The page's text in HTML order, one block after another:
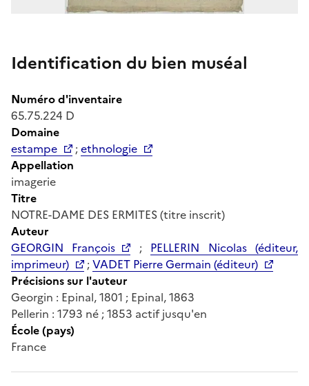
Identification du bien muséal
Numéro d'inventaire
65.75.224 D
Domaine
estampe
;ethnologie
Appellation
imagerie
Titre
NOTRE-DAME DES ERMITES (titre inscrit)
Auteur
GEORGIN François
; PELLERIN Nicolas (éditeur,
imprimeur)
;VADET Pierre Germain (éditeur)
Précisions sur l'auteur
Georgin : Epinal, 1801 ; Epinal, 1863
Pellerin : 1793 né ; 1853 actif jusqu'en
École (pays)
France